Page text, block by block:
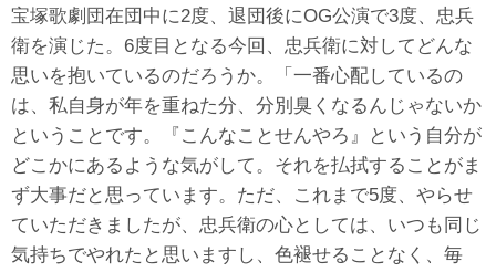
宝塚歌劇団在団中に2度、退団後にOG公演で3度、忠兵
衛を演じた。6度目となる今回、忠兵衛に対してどんな
思いを抱いているのだろうか。「一番心配しているの
は、私自身が年を重ねた分、分別臭くなるんじゃないか
ということです。『こんなことせんやろ』という自分が
どこかにあるような気がして。それを払拭することがま
ず大事だと思っています。ただ、これまで5度、やらせ
ていただきましたが、忠兵衛の心としては、いつも同じ
気持ちでやれたと思いますし、色褪せることなく、毎